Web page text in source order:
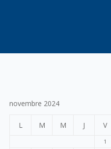
novembre 2024
L M M J V
1